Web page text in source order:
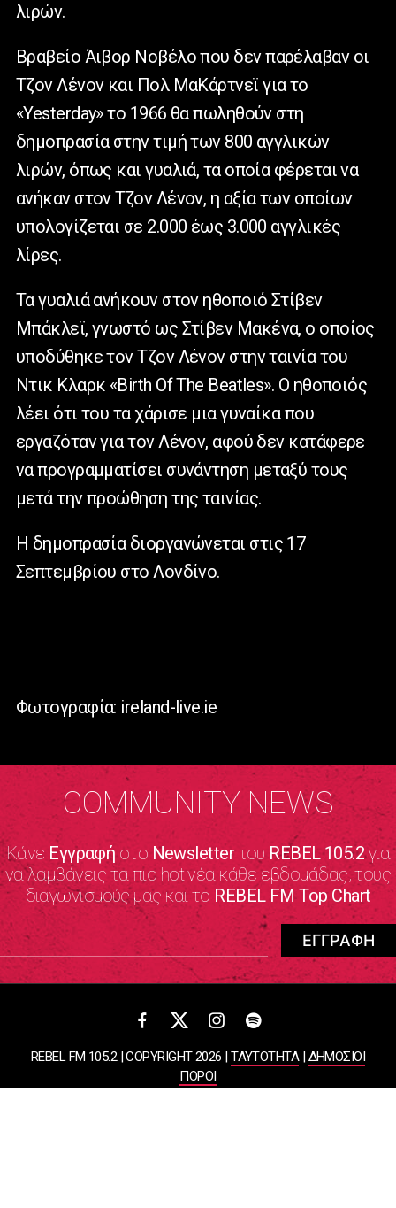
λιρών.
Βραβείο Άιβορ Νοβέλο που δεν παρέλαβαν οι
Τζον Λένον και Πολ ΜαΚάρτνεϊ για το
«Yesterday» το 1966 θα πωληθούν στη
δημοπρασία στην τιμή των 800 αγγλικών
λιρών, όπως και γυαλιά, τα οποία φέρεται να
ανήκαν στον Τζον Λένον, η αξία των οποίων
υπολογίζεται σε 2.000 έως 3.000 αγγλικές
λίρες.
Τα γυαλιά ανήκουν στον ηθοποιό Στίβεν
Μπάκλεϊ, γνωστό ως Στίβεν Μακένα, ο οποίος
υποδύθηκε τον Τζον Λένον στην ταινία του
Ντικ Κλαρκ «Birth Of The Beatles». Ο ηθοποιός
λέει ότι του τα χάρισε μια γυναίκα που
εργαζόταν για τον Λένον, αφού δεν κατάφερε
να προγραμματίσει συνάντηση μεταξύ τους
μετά την προώθηση της ταινίας.
Η δημοπρασία διοργανώνεται στις 17
Σεπτεμβρίου στο Λονδίνο.
Φωτογραφία: ireland-live.ie
COMMUNITY NEWS
Κάνε Εγγραφήστο NewsletterτουREBEL 105.2για
να λαμβάνεις τα πιο hot νέα κάθε εβδομάδας, τους
διαγωνισμούς μας και το REBEL FM Top Chart
REBEL FM 105.2 | COPYRIGHT 2026 |ΤΑΥΤΟΤΗΤΑ|ΔΗΜΟΣΙΟΙ
ΠΟΡΟΙ